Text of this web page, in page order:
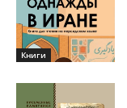
Книги